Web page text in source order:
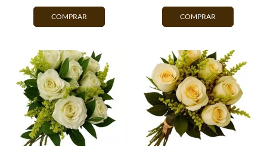
COMPRAR COMPRAR